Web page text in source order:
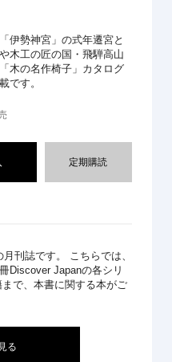
伊勢神宮」の式年遷宮と
木工の匠の国・飛騨高山
木の名作椅子」カタログ
です。
定期購読
刊誌です。 こちらでは、
Discover Japanの各シリ
で、本書に関する本がご
る